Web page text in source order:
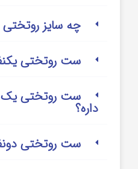
چه سایز
ست روتختی
ست روتختی یک
داره؟
ست روتختی